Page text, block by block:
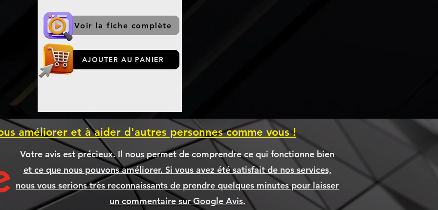
Voir la fiche complète
AJOUTER AU PANIER
améliorer et à aider d'autres personnes comme vous !
Votre avis est précieux. Il nous permet de comprendre ce qui fonctionne bien
et ce que nous pouvons améliorer. Si vous avez été satisfait de nos services,
nous vous serions très reconnaissants de prendre quelques minutes pour laisser
un commentaire sur Google Avis.